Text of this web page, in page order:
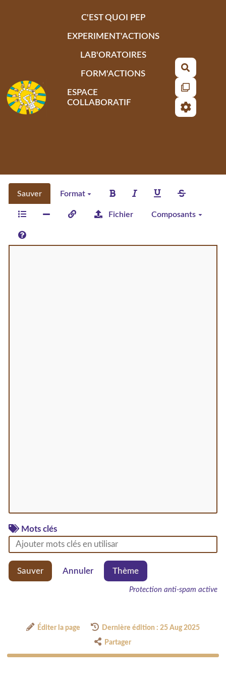
C'EST QUOI PEP
EXPERIMENT'ACTIONS
LAB'ORATOIRES
FORM'ACTIONS
ESPACE
COLLABORATIF
Sauver Format
Fichier Composants
Mots clés
Sauver Annuler Thème
Protection anti-spam active
Éditer la page Dernière édition : 25 Aug 2025
Partager